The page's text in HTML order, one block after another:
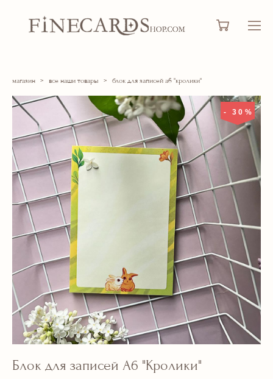
магазин > все наши товары > блок для записей а6 "кролики"
- 30%
Блок для записей А6 "Кролики"